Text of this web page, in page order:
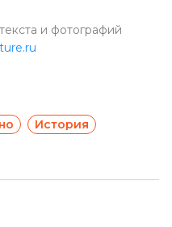
и фотографий
История